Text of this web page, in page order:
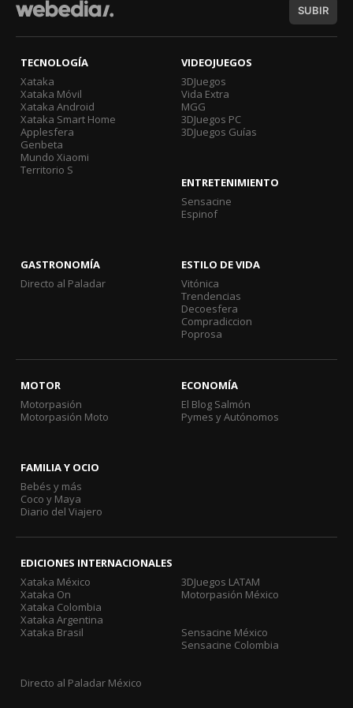
SUBIR
TECNOLOGÍA
Xataka
Xataka Móvil
Xataka Android
Xataka Smart Home
Applesfera
Genbeta
Mundo Xiaomi
Territorio S
VIDEOJUEGOS
3DJuegos
Vida Extra
MGG
3DJuegos PC
3DJuegos Guías
ENTRETENIMIENTO
Sensacine
Espinof
GASTRONOMÍA
Directo al Paladar
ESTILO DE VIDA
Vitónica
Trendencias
Decoesfera
Compradiccion
Poprosa
MOTOR
Motorpasión
Motorpasión Moto
ECONOMÍA
El Blog Salmón
Pymes y Autónomos
FAMILIA Y OCIO
Bebés y más
Coco y Maya
Diario del Viajero
EDICIONES INTERNACIONALES
Xataka México
Xataka On
Xataka Colombia
Xataka Argentina
Xataka Brasil
3DJuegos LATAM
Motorpasión México
Sensacine México
Sensacine Colombia
Directo al Paladar México